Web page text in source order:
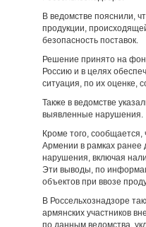
В ведомстве пояснили,
продукции,
безопасность поставок.
Решение принято на
Россию и в целях
ситуация, по их оценке,
Также в ведомстве
выявленные нарушения.
Кроме того,
Армении в рамках ранее
нарушения, включая
Эти выводы, по
объектов при ввозе
В Россельхознадзоре
армянских участников
по данным ведомства,